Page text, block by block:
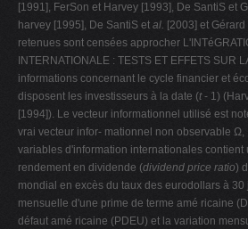
[1991], FerSon et Harvey [1993], De SantiS et
harvey [1995], De SantiS et al. [2003] et Gérard
retenues sont censées approcher
INTERNATIONALE : TESTS ET EFFETS SUR
informations concernant le cycle financier et
disposent les investisseurs à la date (t- 1)
[1994]). Le vecteur informationnel utilisé est
vrai vecteur infor- mationnel non observable Ω,
variables d'information internationales contient
rendement en dividende (dividend price ratio)
mondial en excès du taux des eurodollars à
mensuelle d'une prime de terme amé ricaine
défaut amé ricaine (PDEU) et la variation